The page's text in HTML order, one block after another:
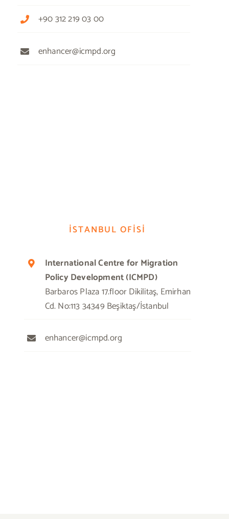
+90 312 219 03 00
enhancer@icmpd.org
İSTANBUL OFİSİ
International Centre for Migration
Policy Development (ICMPD)
Barbaros Plaza 17.floor Dikilitaş, Emirhan
Cd. No:113 34349 Beşiktaş/İstanbul
enhancer@icmpd.org